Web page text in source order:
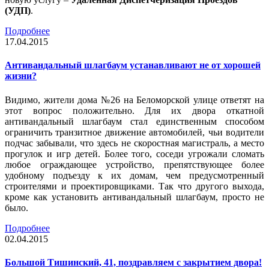
(УДП).
Подробнее
17.04.2015
Антивандальный шлагбаум устанавливают не от хорошей
жизни?
Видимо, жители дома №26 на Беломорской улице ответят на
этот вопрос положительно. Для их двора откатной
антивандальный шлагбаум стал единственным способом
ограничить транзитное движение автомобилей, чьи водители
подчас забывали, что здесь не скоростная магистраль, а место
прогулок и игр детей. Более того, соседи угрожали сломать
любое ограждающее устройство, препятствующее более
удобному подъезду к их домам, чем предусмотренный
строителями и проектировщиками. Так что другого выхода,
кроме как установить антивандальный шлагбаум, просто не
было.
Подробнее
02.04.2015
Большой Тишинский, 41, поздравляем с закрытием двора!